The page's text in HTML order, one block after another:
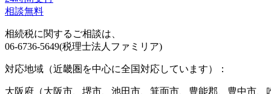
相談無料
相続税に関するご相談は、
06-6736-5649(税理士法人ファミリア)
対応地域（近畿圏を中心に全国対応しています）：
大阪府（大阪市、堺市、池田市、箕面市、豊能郡、豊中市